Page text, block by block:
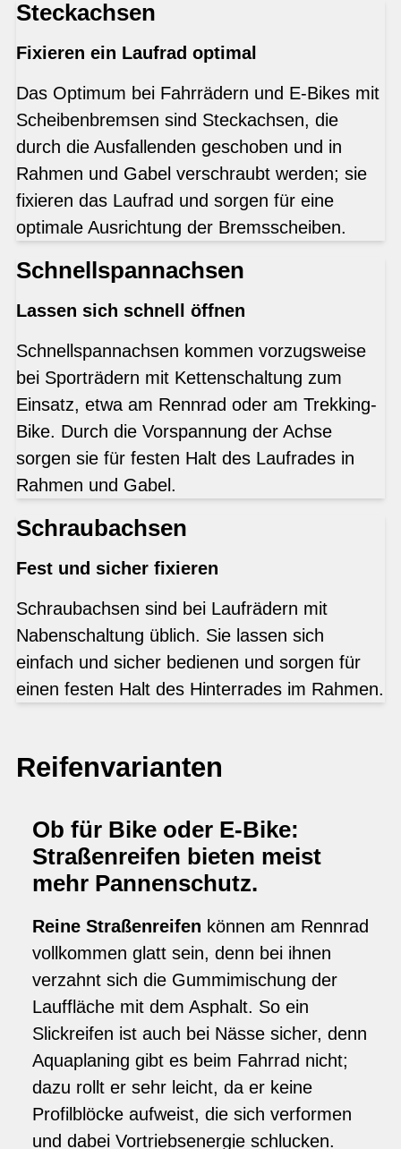
Steckachsen
Fixieren ein Laufrad optimal
Das Optimum bei Fahrrädern und E-Bikes mit
Scheibenbremsen sind Steckachsen, die
durch die Ausfallenden geschoben und in
Rahmen und Gabel verschraubt werden; sie
fixieren das Laufrad und sorgen für eine
optimale Ausrichtung der Bremsscheiben.
Schnellspannachsen
Lassen sich schnell öffnen
Schnellspannachsen kommen vorzugsweise
bei Sporträdern mit Kettenschaltung zum
Einsatz, etwa am Rennrad oder am Trekking-
Bike. Durch die Vorspannung der Achse
sorgen sie für festen Halt des Laufrades in
Rahmen und Gabel.
Schraubachsen
Fest und sicher fixieren
Schraubachsen sind bei Laufrädern mit
Nabenschaltung üblich. Sie lassen sich
einfach und sicher bedienen und sorgen für
einen festen Halt des Hinterrades im Rahmen.
Reifenvarianten
Ob für Bike oder E-Bike:
Straßenreifen bieten meist
mehr Pannenschutz.
Reine Straßenreifen können am Rennrad
vollkommen glatt sein, denn bei ihnen
verzahnt sich die Gummimischung der
Lauffläche mit dem Asphalt. So ein
Slickreifen ist auch bei Nässe sicher, denn
Aquaplaning gibt es beim Fahrrad nicht;
dazu rollt er sehr leicht, da er keine
Profilblöcke aufweist, die sich verformen
und dabei Vortriebsenergie schlucken.